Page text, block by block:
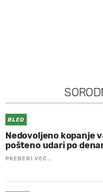
BLED
Nedovoljeno kopanje
pošteno udari po
PREBERI VEČ…